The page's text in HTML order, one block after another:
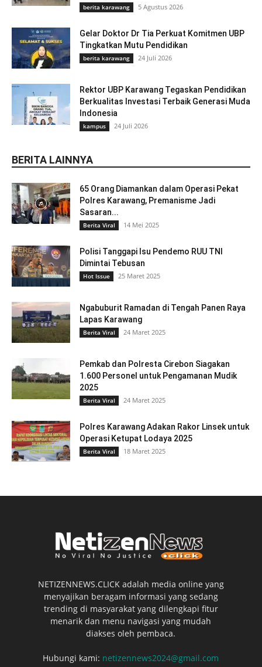
berita karawang 5 Agustus 2026
Gelar Doktor Dr Tia Perkuat Komitmen UBP
Tingkatkan Mutu Pendidikan
berita karawang 24 Juli 2026
Rektor UBP Karawang Tegaskan Pendidikan
Berkualitas Investasi Terbaik Generasi Muda
Indonesia
kampus 24 Juli 2026
BERITA LAINNYA
65 Orang Diamankan dalam Operasi Pekat
Polres Karawang, Premanisme Jadi
Sasaran...
Berita Viral 14 Mei 2025
Polisi Tanggapi Isu Pendemo RUU TNI
Dimintai Tebusan
Hot Issue 25 Maret 2025
Ngabuburit Ramadan di Tengah Panen Raya
Lapas Karawang
Berita Viral 24 Maret 2025
Pemkab dan Polresta Cirebon Siagakan
1.600 Personel untuk Pengamanan Mudik
2025
Berita Viral 24 Maret 2025
Polres Karawang Adakan Rakor Linsek untuk
Operasi Ketupat Lodaya 2025
Berita Viral 18 Maret 2025
NETIZENNEWS.CLICK adalah media online yang
menyajikan beragam informasi yang sedang
trending di masyarakat yang dilengkapi fitur
menarik dan menu navigasi yang mudah
diakses oleh pembaca.
Hubungi kami: netizennews2024@gmail.com